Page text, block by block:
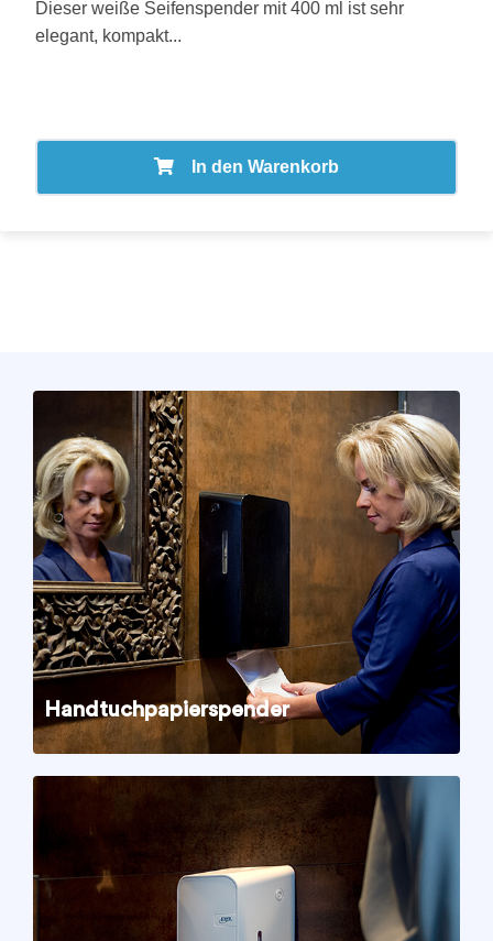
Dieser weiße Seifenspender mit 400 ml ist sehr
elegant, kompakt...
In den Warenkorb
Handtuchpapierspender